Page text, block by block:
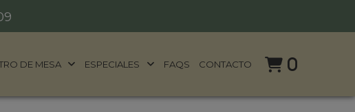
DE MESA ESPECIALES FAQS CONTACTO 0